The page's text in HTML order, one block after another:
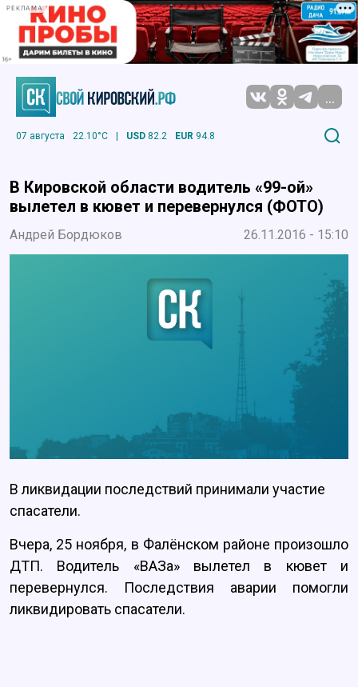
РЕКЛАМА
...
07 августа 22.10°C | USD 82.2 EUR 94.8
В Кировской области водитель «99-ой»
вылетел в кювет и перевернулся (ФОТО)
Андрей Бордюков 26.11.2016 - 15:10
В ликвидации последствий принимали участие
спасатели.
Вчера, 25 ноября, в Фалёнском районе произошло
ДТП. Водитель «ВАЗа» вылетел в кювет и
перевернулся. Последствия аварии помогли
ликвидировать спасатели.